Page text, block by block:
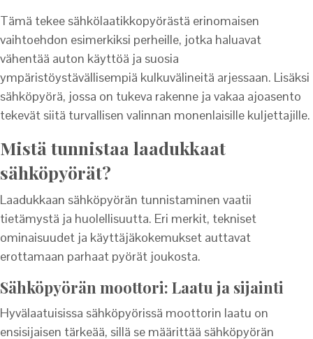
Tämä tekee sähkölaatikkopyörästä erinomaisen
vaihtoehdon esimerkiksi perheille, jotka haluavat
vähentää auton käyttöä ja suosia
ympäristöystävällisempiä kulkuvälineitä arjessaan. Lisäksi
sähköpyörä, jossa on tukeva rakenne ja vakaa ajoasento
tekevät siitä turvallisen valinnan monenlaisille kuljettajille.
Mistä tunnistaa laadukkaat
sähköpyörät?
Laadukkaan sähköpyörän tunnistaminen vaatii
tietämystä ja huolellisuutta. Eri merkit, tekniset
ominaisuudet ja käyttäjäkokemukset auttavat
erottamaan parhaat pyörät joukosta.
Sähköpyörän moottori: Laatu ja sijainti
Hyvälaatuisissa sähköpyörissä moottorin laatu on
ensisijaisen tärkeää, sillä se määrittää sähköpyörän